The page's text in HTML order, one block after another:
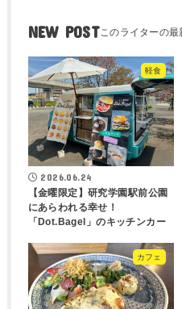
NEW POST
軽食
2026.06.24
【金曜限定】研究学園駅前公園
にあらわれる幸せ！
「Dot.Bagel」のキッチンカー
カフェ